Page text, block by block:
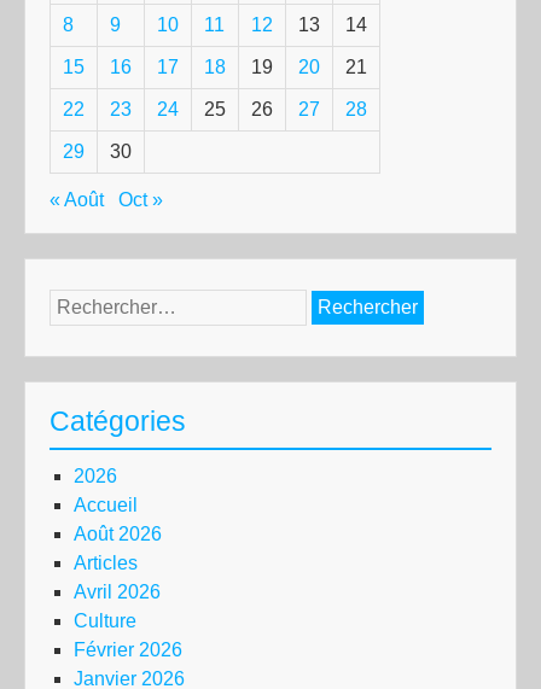
8 9 10 11 12 13 14
15 16 17 18 19 20 21
22 23 24 25 26 27 28
29 30
« Août Oct »
Rechercher :
Catégories
2026
Accueil
Août 2026
Articles
Avril 2026
Culture
Février 2026
Janvier 2026